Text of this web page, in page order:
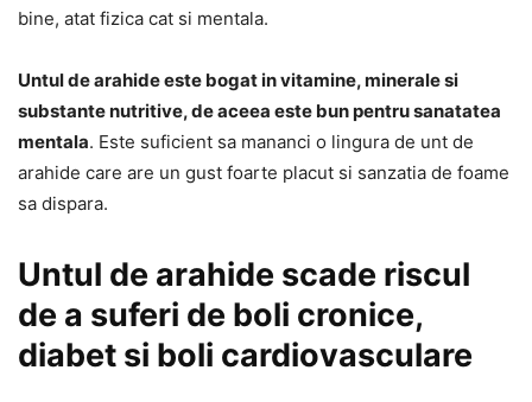
bine, atat fizica cat si mentala.
Untul de arahide este bogat in vitamine, minerale si
substante nutritive, de aceea este bun pentru sanatatea
mentala. Este suficient sa mananci o lingura de unt de
arahide care are un gust foarte placut si sanzatia de foame
sa dispara.
Untul de arahide scade riscul
de a suferi de boli cronice,
diabet si boli cardiovasculare